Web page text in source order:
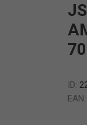
ID:
EAN: